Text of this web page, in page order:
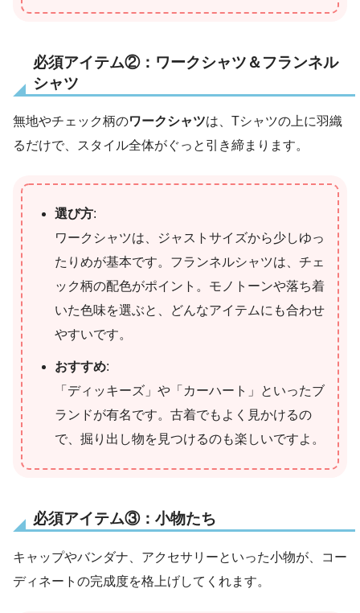
必須アイテム②：ワークシャツ＆フランネル
シャツ
無地やチェック柄のワークシャツは、Tシャツの上に羽織
るだけで、スタイル全体がぐっと引き締まります。
選び方:
ワークシャツは、ジャストサイズから少しゆっ
たりめが基本です。フランネルシャツは、チェ
ック柄の配色がポイント。モノトーンや落ち着
いた色味を選ぶと、どんなアイテムにも合わせ
やすいです。
おすすめ:
「ディッキーズ」や「カーハート」といったブ
ランドが有名です。古着でもよく見かけるの
で、掘り出し物を見つけるのも楽しいですよ。
必須アイテム③：小物たち
キャップやバンダナ、アクセサリーといった小物が、コー
ディネートの完成度を格上げしてくれます。